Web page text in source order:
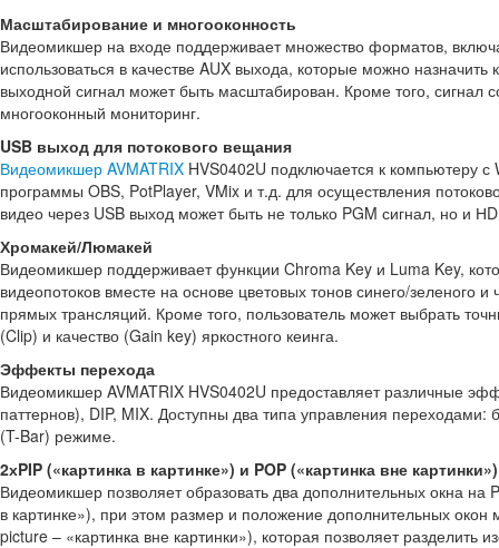
Масштабирование и многооконность
Видеомикшер на входе поддерживает множество форматов,
использоваться в качестве AUX выхода, которые можно
выходной сигнал может быть масштабирован. Кроме того,
многооконный мониторинг.
USB выход для потокового вещания
Видеомикшер AVMATRIX HVS0402U подключается к компьютеру
программы OBS, PotPlayer, VMix и т.д. для осуществления
видео через USB выход может быть не только PGM сигнал, но
Хромакей/Люмакей
Видеомикшер поддерживает функции Chroma Key и Luma Key,
видеопотоков вместе на основе цветовых тонов синего/зеленого
прямых трансляций. Кроме того, пользователь может выбрать
(Clip) и качество (Gain key) яркостного кеинга.
Эффекты перехода
Видеомикшер AVMATRIX HVS0402U предоставляет различные
паттернов), DIP, MIX. Доступны два типа управления
(T-Bar) режиме.
2хPIP («картинка в картинке») и POP («картинка вне картинки»)
Видеомикшер позволяет образовать два дополнительных окна
в картинке»), при этом размер и положение дополнительных
picture – «картинка вне картинки»), которая позволяет разделить